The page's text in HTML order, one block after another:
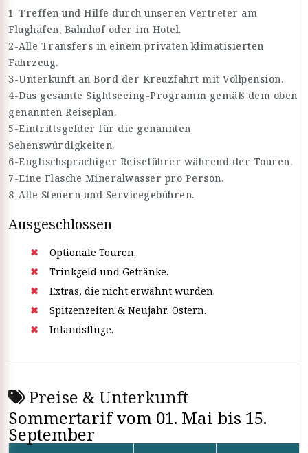
sich auf ein bemerkenswertes Abenteuer entlang des Nils
mit der Opera Nilkreuzfahrt.
1-Treffen und Hilfe durch unseren Vertreter am
Flughafen, Bahnhof oder im Hotel.
2-Alle Transfers in einem privaten klimatisierten
Fahrzeug.
3-Unterkunft an Bord der Kreuzfahrt mit Vollpension.
4-Das gesamte Sightseeing-Programm gemäß dem oben
genannten Reiseplan.
5-Eintrittsgelder für die genannten
Sehenswürdigkeiten.
6-Englischsprachiger Reiseführer während der Touren.
7-Eine Flasche Mineralwasser pro Person.
8-Alle Steuern und Servicegebühren.
Ausgeschlossen
Optionale Touren.
Trinkgeld und Getränke.
Extras, die nicht erwähnt wurden.
Spitzenzeiten & Neujahr, Ostern.
Inlandsflüge.
Preise & Unterkunft
Sommertarif vom 01. Mai bis 15.
September